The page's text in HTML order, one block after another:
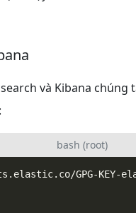
và Kibana chúng
bash (root)